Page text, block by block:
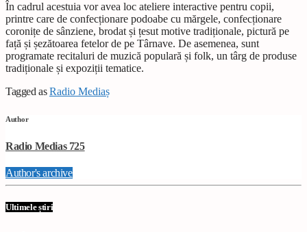
În cadrul acestuia vor avea loc ateliere interactive pentru copii,
printre care de confecționare podoabe cu mărgele, confecționare
coronițe de sânziene, brodat și țesut motive tradiționale, pictură pe
față și șezătoarea fetelor de pe Târnave. De asemenea, sunt
programate recitaluri de muzică populară și folk, un târg de produse
tradiționale și expoziții tematice.
Tagged asRadio Mediaș
Author
Radio Medias 725
Author's archive
Ultimele știri